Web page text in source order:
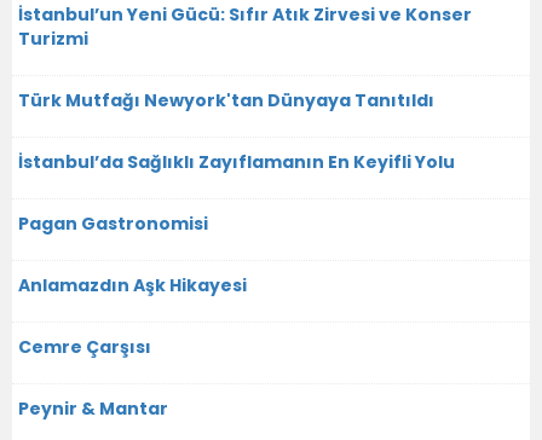
İstanbul’un Yeni Gücü: Sıfır Atık Zirvesi ve Konser
Turizmi
Türk Mutfağı Newyork'tan Dünyaya Tanıtıldı
İstanbul’da Sağlıklı Zayıflamanın En Keyifli Yolu
Pagan Gastronomisi
Anlamazdın Aşk Hikayesi
Cemre Çarşısı
Peynir & Mantar